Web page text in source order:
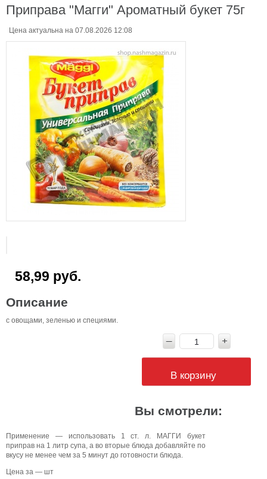
Приправа "Магги" Ароматный букет 75г
Цена актуальна на 07.08.2026 12:08
58,99 руб.
Описание
с овощами, зеленью и специями.
В корзину
Вы смотрели:
Применение — использовать 1 ст. л. МАГГИ букет
приправ на 1 литр супа, а во вторые блюда добавляйте по
вкусу не менее чем за 5 минут до готовности блюда.
Цена за — шт